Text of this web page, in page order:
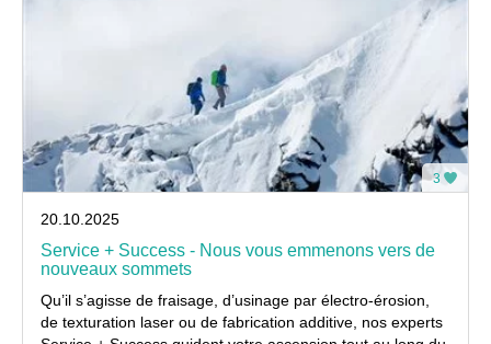
3
20.10.2025
Service + Success - Nous vous emmenons vers de
nouveaux sommets
Qu’il s’agisse de fraisage, d’usinage par électro-érosion,
de texturation laser ou de fabrication additive, nos experts